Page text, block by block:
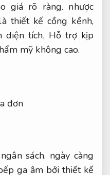
giá rõ ràng. nhược
thiết kế cồng kềnh,
diện tích, Hỗ trợ kịp
mỹ không cao.
sách. ngày càng
ga âm bởi thiết kế